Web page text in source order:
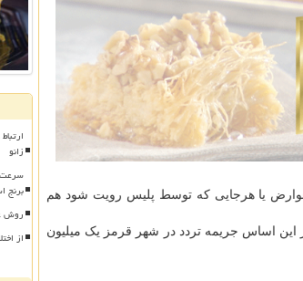
یا هرجایی که توسط پلیس رویت شود هم
این اساس جریمه تردد در شهر قرمز یک میلیون
زانو
برنج
روش
از